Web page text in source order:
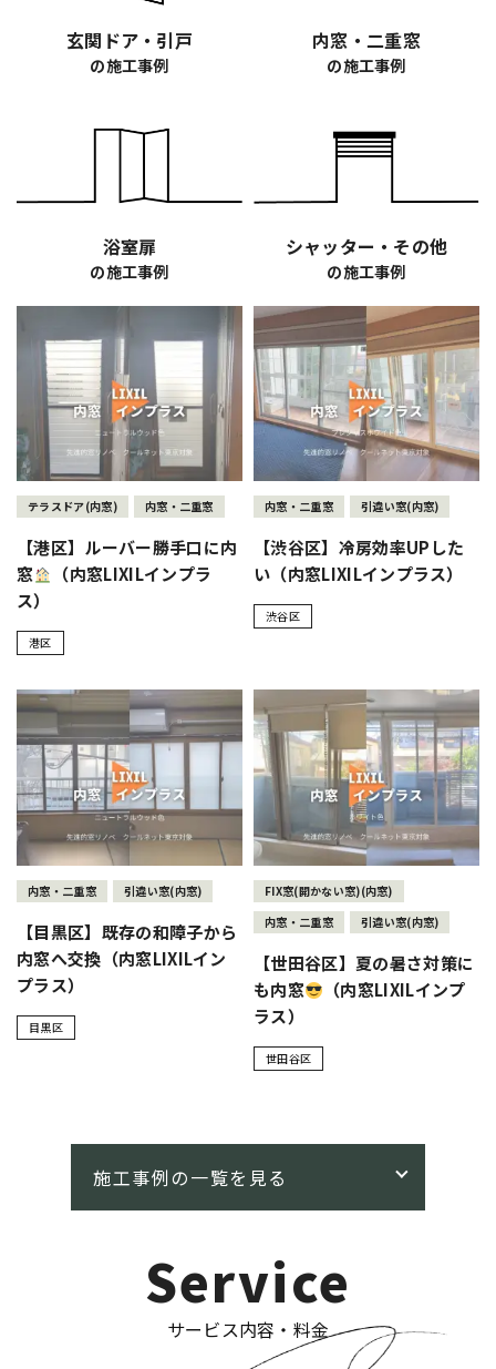
玄関ドア・引戸
の施工事例
内窓・二重窓
の施工事例
浴室扉
の施工事例
シャッター・その他
の施工事例
テラスドア(内窓) 内窓・二重窓
【港区】ルーバー勝手口に内
窓
（内窓LIXILインプラ
ス）
港区
内窓・二重窓 引違い窓(内窓)
【渋谷区】冷房効率UPした
い（内窓LIXILインプラス）
渋谷区
内窓・二重窓 引違い窓(内窓)
【目黒区】既存の和障子から
内窓へ交換（内窓LIXILイン
プラス）
目黒区
FIX窓(開かない窓)(内窓)
内窓・二重窓
引違い窓(内窓)
【世田谷区】夏の暑さ対策に
も内窓
（内窓LIXILインプ
ラス）
世田谷区
Service
サービス内容・料金